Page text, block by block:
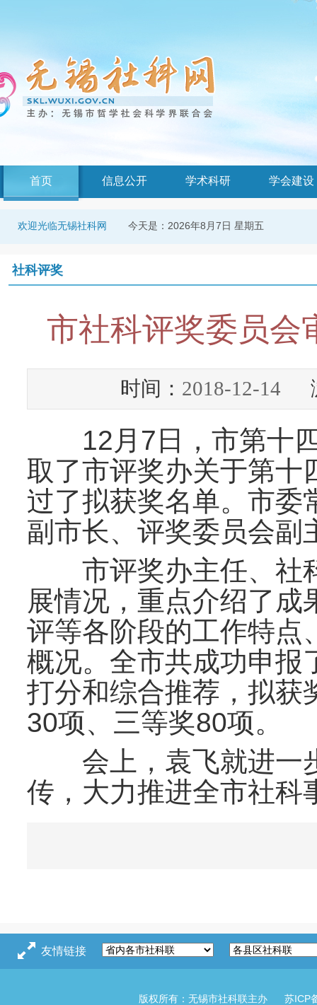
首页 信息公开 学术科研 学会建设
欢迎光临无锡社科网 今天是： 2026年8月7日 星期五
社科评奖
市社科评奖委员会
时间： 2018-12-14
12月7日，市第十四
取了市评奖办关于第十
过了拟获奖名单。市委
副市长、评奖委员会副
市评奖办主任、社科
展情况，重点介绍了
评等各阶段的工作特点
概况。全市共成功申报
打分和综合推荐，拟获
30项、三等奖80项。
会上，袁飞就进一步
传，大力推进全市社科
友情链接
版权所有：无锡市社科联主办 苏ICP